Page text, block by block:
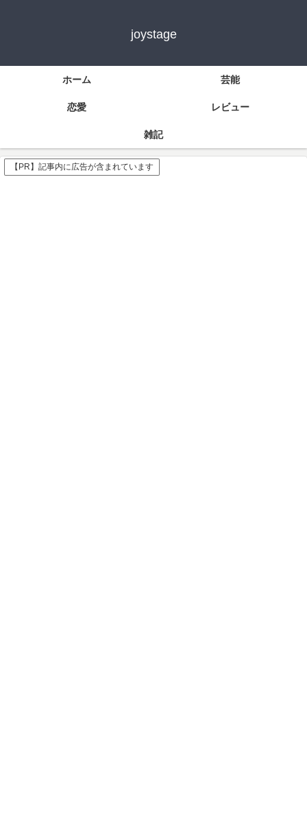
joystage
ホーム 芸能
恋愛 レビュー
雑記
【PR】記事内に広告が含まれています